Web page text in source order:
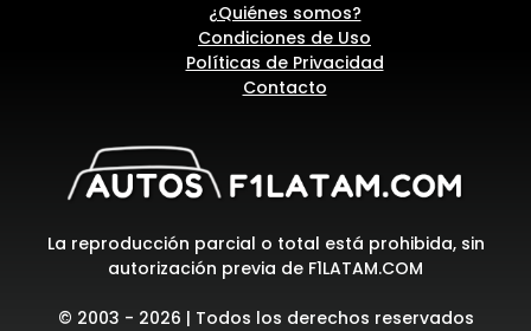
¿Quiénes somos?
Condiciones de Uso
Políticas de Privacidad
Contacto
La reproducción parcial o total está prohibida, sin
autorización previa de F1LATAM.COM
© 2003 - 2026 | Todos los derechos reservados